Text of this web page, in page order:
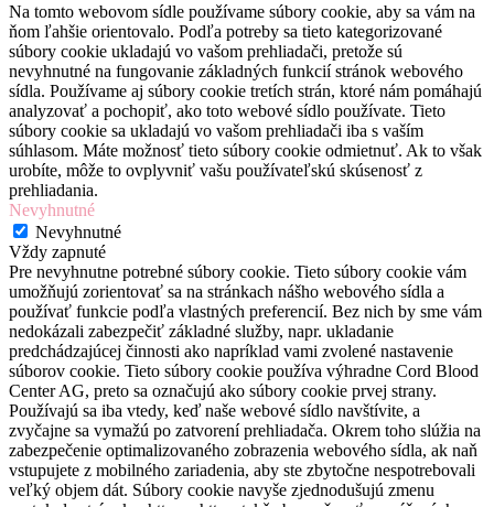
Na tomto webovom sídle používame súbory cookie, aby sa vám na
ňom ľahšie orientovalo. Podľa potreby sa tieto kategorizované
súbory cookie ukladajú vo vašom prehliadači, pretože sú
nevyhnutné na fungovanie základných funkcií stránok webového
sídla. Používame aj súbory cookie tretích strán, ktoré nám pomáhajú
analyzovať a pochopiť, ako toto webové sídlo používate. Tieto
súbory cookie sa ukladajú vo vašom prehliadači iba s vaším
súhlasom. Máte možnosť tieto súbory cookie odmietnuť. Ak to však
urobíte, môže to ovplyvniť vašu používateľskú skúsenosť z
prehliadania.
Nevyhnutné
Nevyhnutné
Vždy zapnuté
Pre nevyhnutne potrebné súbory cookie. Tieto súbory cookie vám
umožňujú zorientovať sa na stránkach nášho webového sídla a
používať funkcie podľa vlastných preferencií. Bez nich by sme vám
nedokázali zabezpečiť základné služby, napr. ukladanie
predchádzajúcej činnosti ako napríklad vami zvolené nastavenie
súborov cookie. Tieto súbory cookie používa výhradne Cord Blood
Center AG, preto sa označujú ako súbory cookie prvej strany.
Používajú sa iba vtedy, keď naše webové sídlo navštívite, a
zvyčajne sa vymažú po zatvorení prehliadača. Okrem toho slúžia na
zabezpečenie optimalizovaného zobrazenia webového sídla, ak naň
vstupujete z mobilného zariadenia, aby ste zbytočne nespotrebovali
veľký objem dát. Súbory cookie navyše zjednodušujú zmenu